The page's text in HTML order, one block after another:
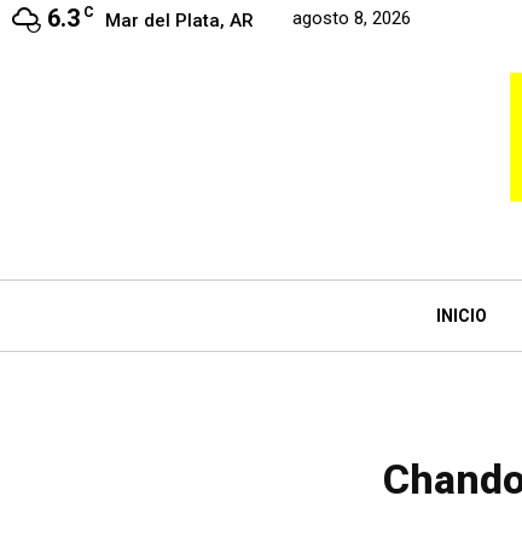
6.3 C Mar del Plata, AR agosto 8, 2026
INICIO